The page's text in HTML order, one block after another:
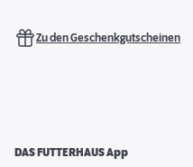
Zu den Geschenkgutscheinen
DAS FUTTERHAUS App